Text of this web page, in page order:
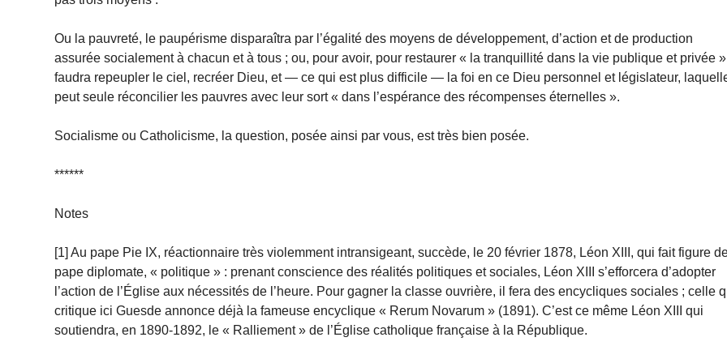
Ou la pauvreté, le paupérisme disparaîtra par l’égalité des moyens de développement, d’action et de production
assurée socialement à chacun et à tous ; ou, pour avoir, pour restaurer « la tranquillité dans la vie publique et privée
faudra repeupler le ciel, recréer Dieu, et — ce qui est plus difficile — la foi en ce Dieu personnel et législateur,
peut seule réconcilier les pauvres avec leur sort « dans l’espérance des récompenses éternelles ».
Socialisme ou Catholicisme, la question, posée ainsi par vous, est très bien posée.
******
Notes
[1] Au pape Pie IX, réactionnaire très violemment intransigeant, succède, le 20 février 1878, Léon XIII, qui fait figure
pape diplomate, « politique » : prenant conscience des réalités politiques et sociales, Léon XIII s’efforcera d’adopter
l’action de l’Église aux nécessités de l’heure. Pour gagner la classe ouvrière, il fera des encycliques sociales ; celle
critique ici Guesde annonce déjà la fameuse encyclique « Rerum Novarum » (1891). C’est ce même Léon XIII qui
soutiendra, en 1890-1892, le « Ralliement » de l’Église catholique française à la République.